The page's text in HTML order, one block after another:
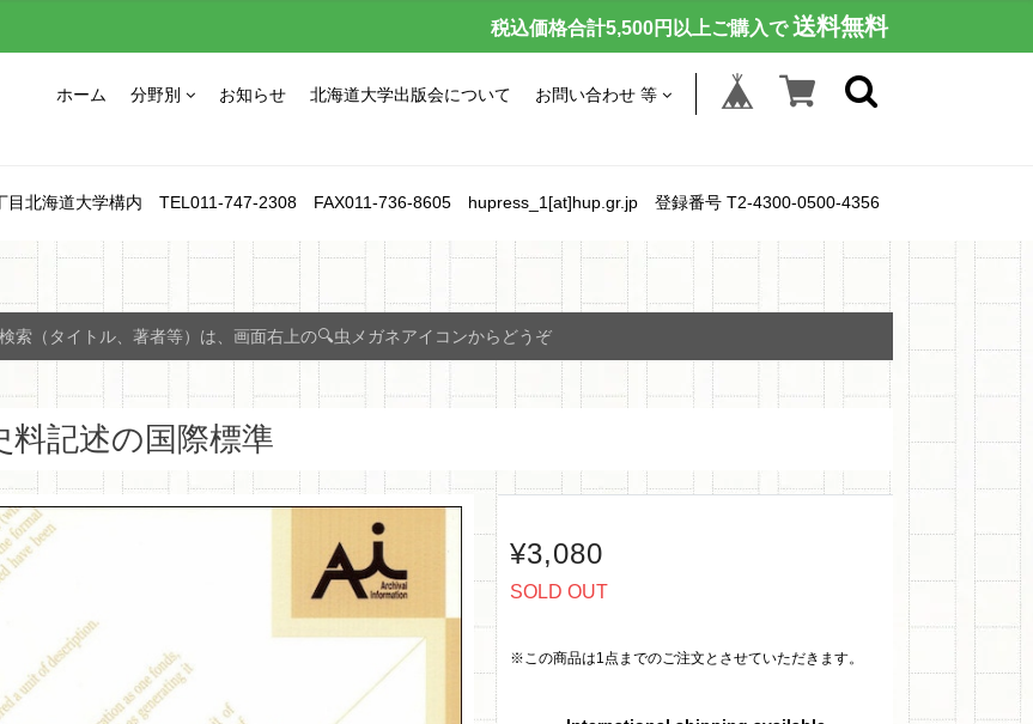
税込価格合計5,500円以上ご購入で 送料無料
ホーム 分野別 お知らせ 北海道大学出版会について お問い合わせ 等
北海道大学構内 TEL011-747-2308 FAX011-736-8605 hupress_1[at]hup.gr.jp 登録番号 T2-4300-0500-4356
索（タイトル、著者等）は、画面右上の🔍虫メガネアイコンからどうぞ
料記述の国際標準
¥3,080
SOLD OUT
※この商品は1点までのご注文とさせていただきます。